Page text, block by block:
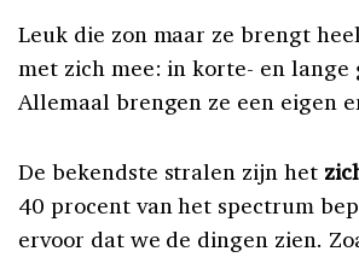
Leuk die zon maar ze brengt
met zich mee: in korte- en lange
Allemaal brengen ze een eigen
De bekendste stralen zijn het
40 procent van het spectrum
ervoor dat we de dingen zien.